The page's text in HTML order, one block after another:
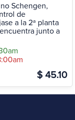
Schengen,
de
a la 2ª planta
junto a
$ 45.10